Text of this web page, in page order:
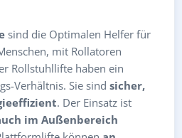
sind die Optimalen Helfer für
mit Rollatoren
Rollstuhllifte haben ein
Verhältnis. Sie sind sicher,
. Der Einsatz ist
im Außenbereich